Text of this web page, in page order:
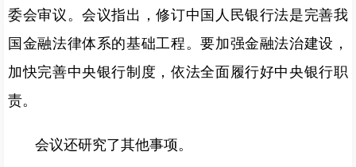
委会审议。会议指出，修订中国人民银行法是完善我
国金融法律体系的基础工程。要加强金融法治建设，
加快完善中央银行制度，依法全面履行好中央银行职
责。
会议还研究了其他事项。